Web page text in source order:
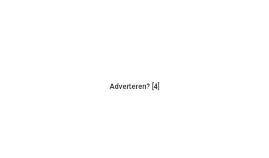
Adverteren? [4]